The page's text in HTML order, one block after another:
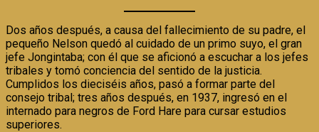
Dos años después, a causa del fallecimiento de su padre, el
pequeño Nelson quedó al cuidado de un primo suyo, el gran
jefe Jongintaba; con él que se aficionó a escuchar a los jefes
tribales y tomó conciencia del sentido de la justicia.
Cumplidos los dieciséis años, pasó a formar parte del
consejo tribal; tres años después, en 1937, ingresó en el
internado para negros de Ford Hare para cursar estudios
superiores.